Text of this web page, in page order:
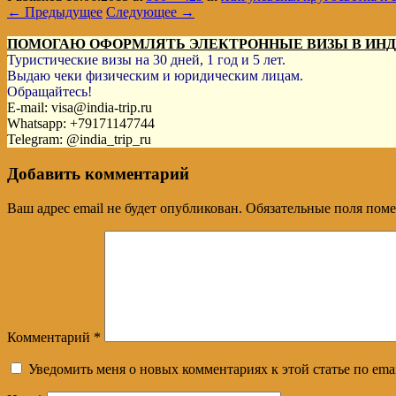
← Предыдущее Следующее →
ПОМОГАЮ ОФОРМЛЯТЬ ЭЛЕКТРОННЫЕ ВИЗЫ В
Туристические визы на 30 дней, 1 год и 5 лет.
Выдаю чеки физическим и юридическим лицам.
Обращайтесь!
E-mail: visa@india-trip.ru
Whatsapp: +79171147744
Telegram: @india_trip_ru
Добавить комментарий
Ваш адрес email не будет опубликован. Обязательные поля
Комментарий *
Уведомить меня о новых комментариях к этой статье по